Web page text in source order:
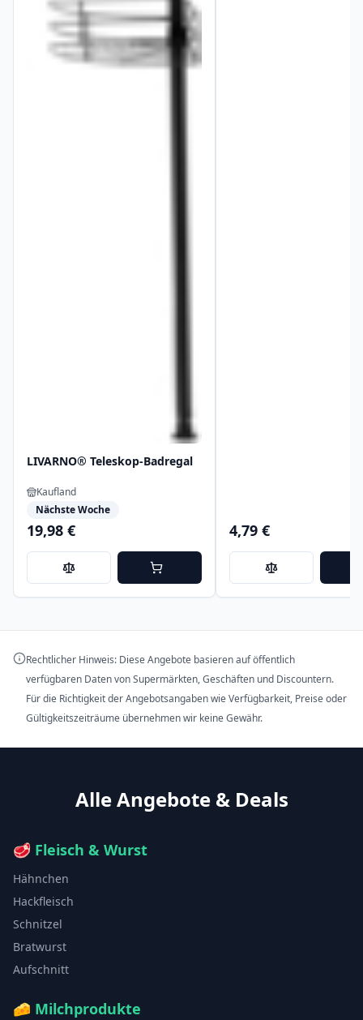
LIVARNO® Teleskop-Badregal
Kaufland
Nächste Woche
19,98 € 4,79 €
Rechtlicher Hinweis: Diese Angebote basieren auf öffentlich
verfügbaren Daten von Supermärkten, Geschäften und Discountern.
Für die Richtigkeit der Angebotsangaben wie Verfügbarkeit, Preise oder
Gültigkeitszeiträume übernehmen wir keine Gewähr.
Alle Angebote & Deals
🥩 Fleisch & Wurst
Hähnchen
Hackfleisch
Schnitzel
Bratwurst
Aufschnitt
🧀 Milchprodukte